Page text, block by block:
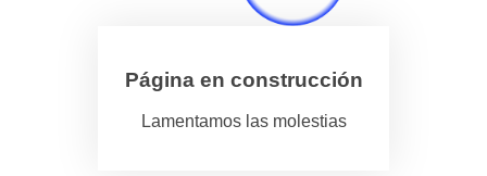
Página en construcción
Lamentamos las molestias